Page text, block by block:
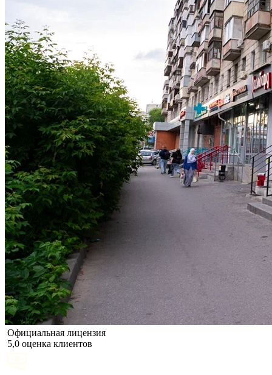
Официальная лицензия
5,0 оценка клиентов